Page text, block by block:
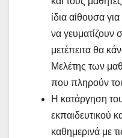
ίδια αίθουσα
να γευματίζουν
μετέπειτα θα
Μελέτης των
που πληρούν
Η κατάργηση
εκπαιδευτικού
καθημερινά με